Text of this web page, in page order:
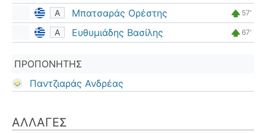
Α Μπατσαράς Ορέστης 57'
Α Ευθυμιάδης Βασίλης 67'
ΠΡΟΠΟΝΗΤΉΣ
Παντζιαράς Ανδρέας
ΑΛΛΑΓΈΣ